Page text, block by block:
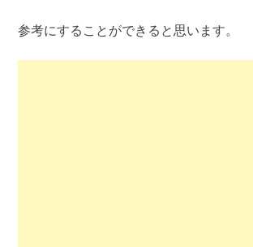
参考にすることができると思います。